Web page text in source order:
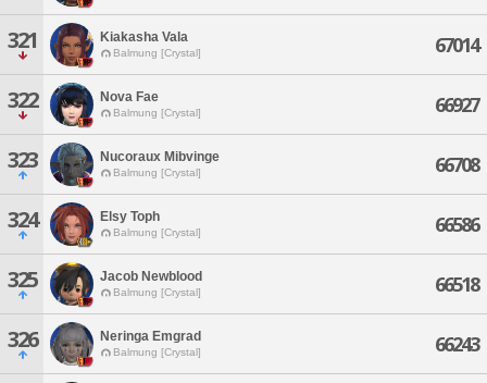
321 Kiakasha Vala
Balmung [Crystal] 67014
322 Nova Fae
Balmung [Crystal] 66927
323 Nucoraux Mibvinge
Balmung [Crystal] 66708
324 Elsy Toph
Balmung [Crystal] 66586
325 Jacob Newblood
Balmung [Crystal] 66518
326 Neringa Emgrad
Balmung [Crystal] 66243